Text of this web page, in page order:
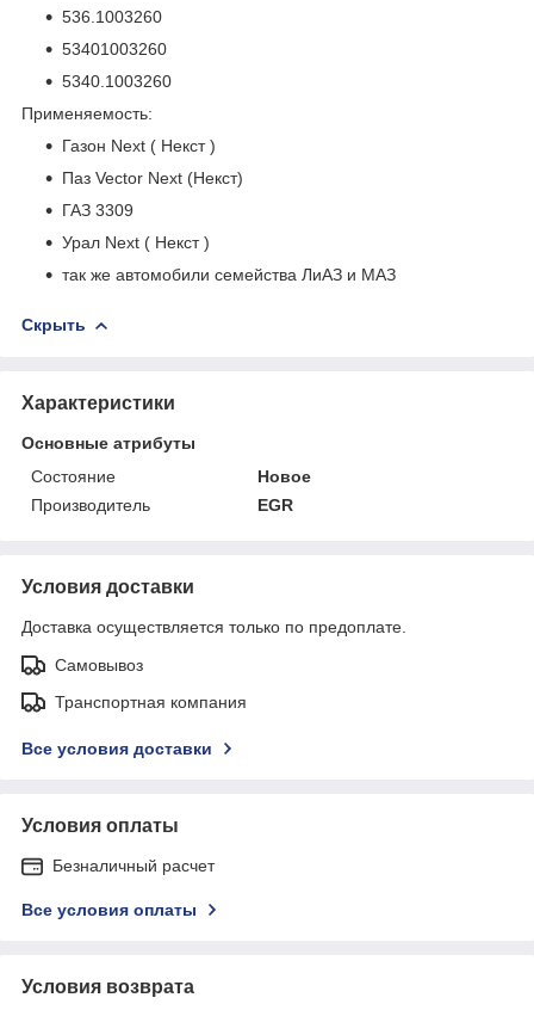
536.1003260
53401003260
5340.1003260
Применяемость:
Газон Next ( Некст )
Паз Vector Next (Некст)
ГАЗ 3309
Урал Next ( Некст )
так же автомобили семейства ЛиАЗ и МАЗ
Скрыть
Характеристики
Основные атрибуты
Состояние
Новое
Производитель
EGR
Условия доставки
Доставка осуществляется только по предоплате.
Самовывоз
Транспортная компания
Все условия доставки
Условия оплаты
Безналичный расчет
Все условия оплаты
Условия возврата